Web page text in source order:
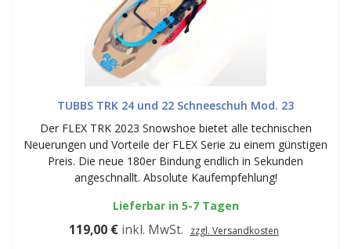
TUBBS TRK 24 und 22 Schneeschuh Mod. 23
Der FLEX TRK 2023 Snowshoe bietet alle technischen
Neuerungen und Vorteile der FLEX Serie zu einem günstigen
Preis. Die neue 180er Bindung endlich in Sekunden
angeschnallt. Absolute Kaufempfehlung!
Lieferbar in 5-7 Tagen
119,00 € inkl. MwSt. zzgl. Versandkosten